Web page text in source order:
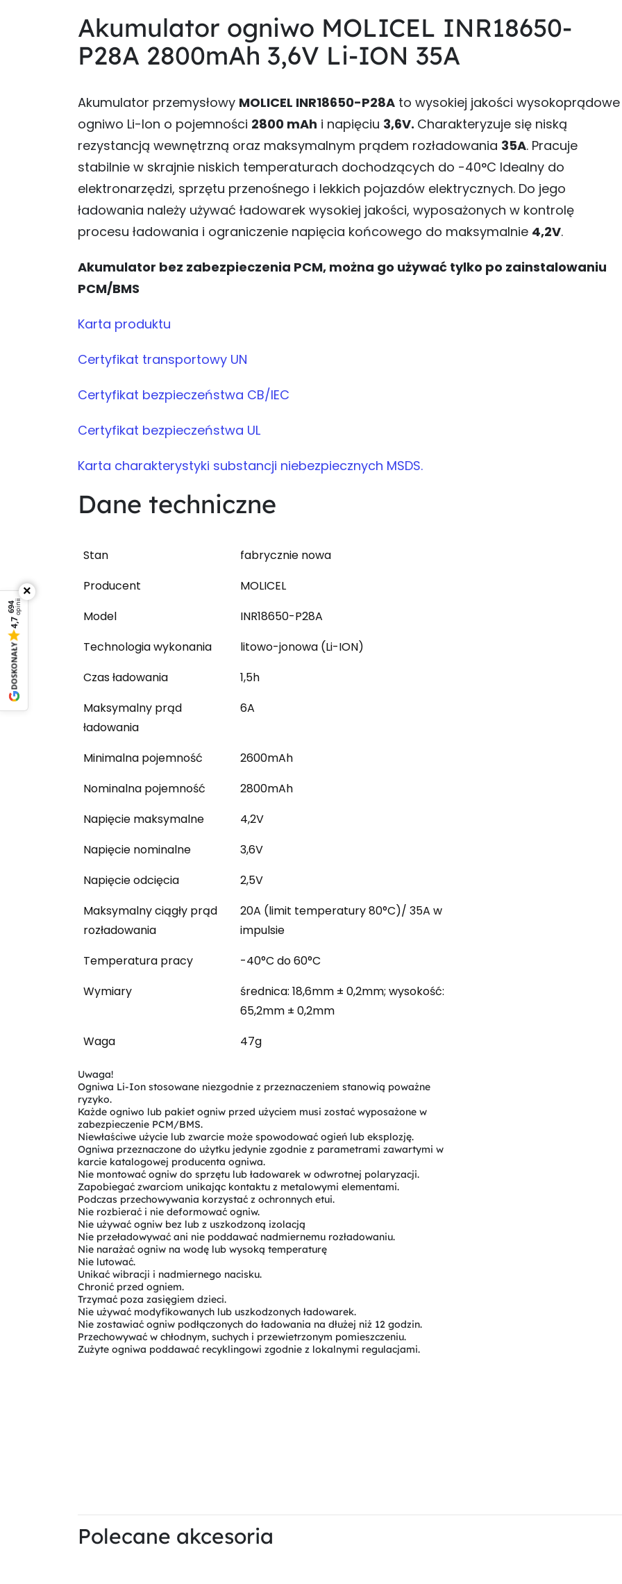
Akumulator ogniwo MOLICEL INR18650-
P28A 2800mAh 3,6V Li-ION 35A
Akumulator przemysłowy MOLICEL INR18650-P28A to wysokiej jakości wysokoprądowe
ogniwo Li-Ion o pojemności 2800 mAh i napięciu 3,6V. Charakteryzuje się niską
rezystancją wewnętrzną oraz maksymalnym prądem rozładowania 35A. Pracuje
stabilnie w skrajnie niskich temperaturach dochodzących do -40°C Idealny do
elektronarzędzi, sprzętu przenośnego i lekkich pojazdów elektrycznych. Do jego
ładowania należy używać ładowarek wysokiej jakości, wyposażonych w kontrolę
procesu ładowania i ograniczenie napięcia końcowego do maksymalnie 4,2V.
Akumulator bez zabezpieczenia PCM, można go używać tylko po zainstalowaniu
PCM/BMS
Karta produktu
Certyfikat transportowy UN
Certyfikat bezpieczeństwa CB/IEC
Certyfikat bezpieczeństwa UL
Karta charakterystyki substancji niebezpiecznych MSDS.
Dane techniczne
Stan
fabrycznie nowa
Producent
MOLICEL
Model
INR18650-P28A
Technologia wykonania
litowo-jonowa (Li-ION)
Czas ładowania
1,5h
Maksymalny prąd
ładowania
6A
Minimalna pojemność
2600mAh
Nominalna pojemność
2800mAh
Napięcie maksymalne
4,2V
Napięcie nominalne
3,6V
Napięcie odcięcia
2,5V
Maksymalny ciągły prąd
rozładowania
20A (limit temperatury 80°C)/ 35A w
impulsie
Temperatura pracy
-40°C do 60°C
Wymiary
średnica: 18,6mm ± 0,2mm; wysokość:
65,2mm ± 0,2mm
Waga
47g
Uwaga!
Ogniwa Li-Ion stosowane niezgodnie z przeznaczeniem stanowią poważne
ryzyko.
Każde ogniwo lub pakiet ogniw przed użyciem musi zostać wyposażone w
zabezpieczenie PCM/BMS.
Niewłaściwe użycie lub zwarcie może spowodować ogień lub eksplozję.
Ogniwa przeznaczone do użytku jedynie zgodnie z parametrami zawartymi w
karcie katalogowej producenta ogniwa.
Nie montować ogniw do sprzętu lub ładowarek w odwrotnej polaryzacji.
Zapobiegać zwarciom unikając kontaktu z metalowymi elementami.
Podczas przechowywania korzystać z ochronnych etui.
Nie rozbierać i nie deformować ogniw.
Nie używać ogniw bez lub z uszkodzoną izolacją
Nie przeładowywać ani nie poddawać nadmiernemu rozładowaniu.
Nie narażać ogniw na wodę lub wysoką temperaturę
Nie lutować.
Unikać wibracji i nadmiernego nacisku.
Chronić przed ogniem.
Trzymać poza zasięgiem dzieci.
Nie używać modyfikowanych lub uszkodzonych ładowarek.
Nie zostawiać ogniw podłączonych do ładowania na dłużej niż 12 godzin.
Przechowywać w chłodnym, suchych i przewietrzonym pomieszczeniu.
Zużyte ogniwa poddawać recyklingowi zgodnie z lokalnymi regulacjami.
Polecane akcesoria
×
694opinii
4,7
DOSKONAŁY